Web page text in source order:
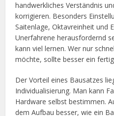
handwerkliches Verständnis
korrigieren. Besonders
Saitenlage, Oktavreinheit und
Unerfahrene herausfordernd
kann viel lernen. Wer nur
möchte, sollte besser ein
Der Vorteil eines Bausatzes
Individualisierung. Man kann
Hardware selbst bestimmen.
dem Aufbau besser, wie ein